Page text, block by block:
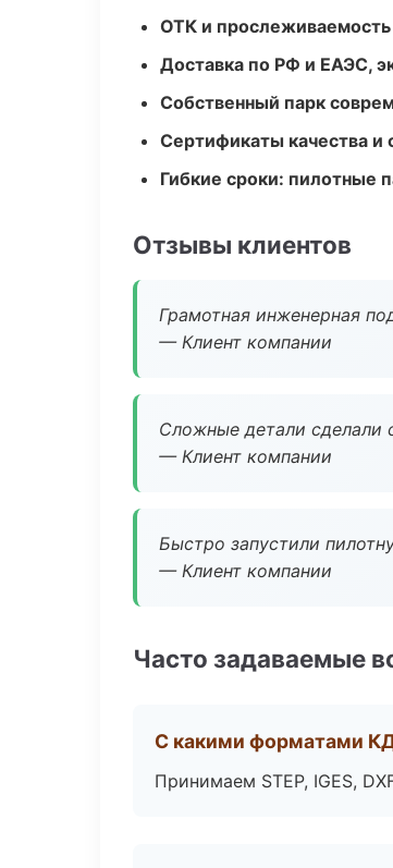
ОТК и
Доставка по РФ и ЕАЭС,
Собственный парк
Сертификаты качества и
Гибкие сроки: пилотные
Отзывы клиентов
Грамотная инженерная
— Клиент компании
Сложные детали сделали
— Клиент компании
Быстро запустили
— Клиент компании
Часто задаваемые
С какими форматами
Принимаем STEP, IGES,